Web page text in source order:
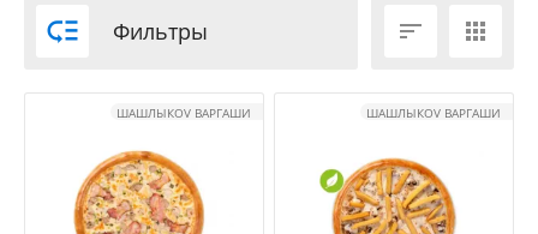
 Фильтры  
ШАШЛЫКOV ВАРГАШИ ШАШЛЫКOV ВАРГАШИ